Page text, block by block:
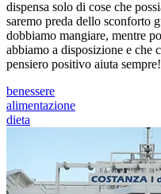
dispensa solo di cose che
saremo preda dello sconforto
dobbiamo mangiare, mentre
abbiamo a disposizione e che
pensiero positivo aiuta sempre!
benessere
alimentazione
dieta